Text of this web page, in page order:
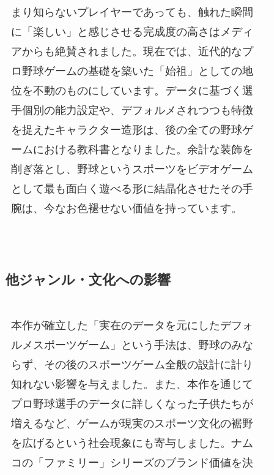
まり知らないプレイヤーであっても、触れた瞬間
に「楽しい」と感じさせる完成度の高さはメディ
アからも絶賛されました。現在では、近代的なプ
ロ野球ゲームの基礎を築いた「始祖」としての地
位を不動のものにしています。データに基づく選
手個別の能力設定や、デフォルメされつつも特徴
を捉えたキャラクター造形は、後の全ての野球ゲ
ームにおける教科書となりました。余計な装飾を
削ぎ落とし、野球というスポーツをビデオゲーム
として最も面白く遊べる形に結晶化させたその手
腕は、今なお色褪せない価値を持っています。
他ジャンル・文化への影響
本作が確立した「実在のデータを元にしたデフォ
ルメスポーツゲーム」という手法は、野球のみな
らず、その後のスポーツゲーム全般の設計に計り
知れない影響を与えました。また、本作を通じて
プロ野球選手のデータに詳しくなった子供たちが
増えるなど、ゲームが現実のスポーツ文化の裾野
を広げるという社会現象にも寄与しました。ナム
コの「ファミリー」シリーズのブランド価値を決